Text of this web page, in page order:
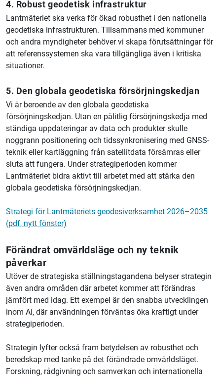
4. Robust geodetisk infrastruktur
Lantmäteriet ska verka för ökad robusthet i den nationella
geodetiska infrastrukturen. Tillsammans med kommuner
och andra myndigheter behöver vi skapa förutsättningar för
att referenssystemen ska vara tillgängliga även i kritiska
situationer.
5. Den globala geodetiska försörjningskedjan
Vi är beroende av den globala geodetiska
försörjningskedjan. Utan en pålitlig försörjningskedja med
ständiga uppdateringar av data och produkter skulle
noggrann positionering och tidssynkronisering med GNSS-
teknik eller kartläggning från satellitdata försämras eller
sluta att fungera. Under strategiperioden kommer
Lantmäteriet bidra aktivt till arbetet med att stärka den
globala geodetiska försörjningskedjan.
Strategi för Lantmäteriets geodesiverksamhet 2026–2035
(pdf, nytt fönster)
Förändrat omvärldsläge och ny teknik
påverkar
Utöver de strategiska ställningstagandena belyser strategin
även andra områden där arbetet kommer att förändras
jämfört med idag. Ett exempel är den snabba utvecklingen
inom AI, där användningen förväntas öka kraftigt under
strategiperioden.
Strategin lyfter också fram betydelsen av robusthet och
beredskap med tanke på det förändrade omvärldsläget.
Forskning, rådgivning och samverkan och internationella